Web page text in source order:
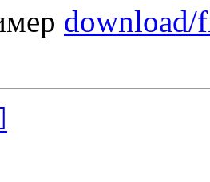
download/